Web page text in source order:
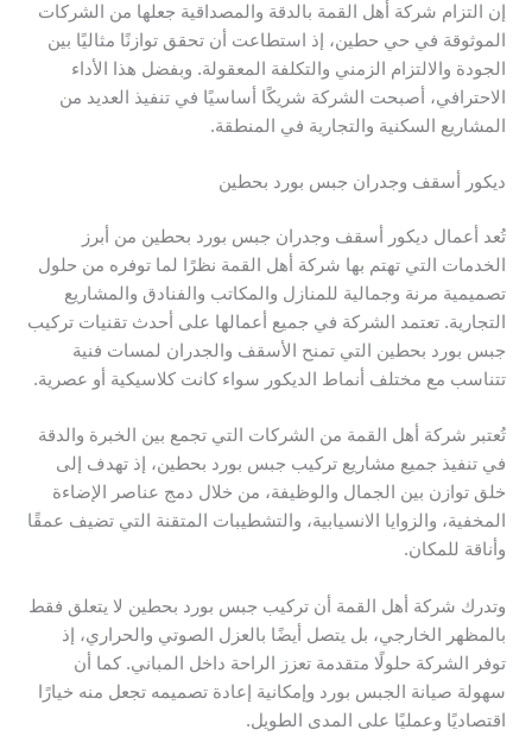
إن التزام شركة أهل القمة بالدقة والمصداقية جعلها من الشركات
الموثوقة في حي حطين، إذ استطاعت أن تحقق توازنًا مثاليًا بين
الجودة والالتزام الزمني والتكلفة المعقولة. وبفضل هذا الأداء
الاحترافي، أصبحت الشركة شريكًا أساسيًا في تنفيذ العديد من
المشاريع السكنية والتجارية في المنطقة.
ديكور أسقف وجدران جبس بورد بحطين
تُعد أعمال ديكور أسقف وجدران جبس بورد بحطين من أبرز
الخدمات التي تهتم بها شركة أهل القمة نظرًا لما توفره من حلول
تصميمية مرنة وجمالية للمنازل والمكاتب والفنادق والمشاريع
التجارية. تعتمد الشركة في جميع أعمالها على أحدث تقنيات تركيب
جبس بورد بحطين التي تمنح الأسقف والجدران لمسات فنية
تتناسب مع مختلف أنماط الديكور سواء كانت كلاسيكية أو عصرية.
تُعتبر شركة أهل القمة من الشركات التي تجمع بين الخبرة والدقة
في تنفيذ جميع مشاريع تركيب جبس بورد بحطين، إذ تهدف إلى
خلق توازن بين الجمال والوظيفة، من خلال دمج عناصر الإضاءة
المخفية، والزوايا الانسيابية، والتشطيبات المتقنة التي تضيف عمقًا
وأناقة للمكان.
وتدرك شركة أهل القمة أن تركيب جبس بورد بحطين لا يتعلق فقط
بالمظهر الخارجي، بل يتصل أيضًا بالعزل الصوتي والحراري، إذ
توفر الشركة حلولًا متقدمة تعزز الراحة داخل المباني. كما أن
سهولة صيانة الجبس بورد وإمكانية إعادة تصميمه تجعل منه خيارًا
اقتصاديًا وعمليًا على المدى الطويل.